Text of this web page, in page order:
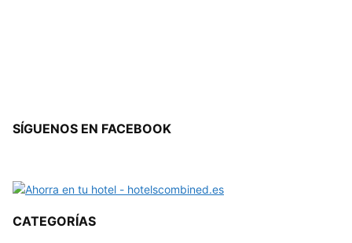
SÍGUENOS EN FACEBOOK
CATEGORÍAS